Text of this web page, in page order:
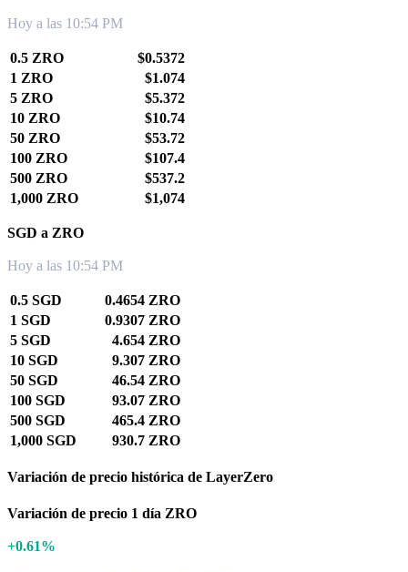
Hoy a las 10:54 PM
0.5 ZRO
$0.5372
1 ZRO
$1.074
5 ZRO
$5.372
10 ZRO
$10.74
50 ZRO
$53.72
100 ZRO
$107.4
500 ZRO
$537.2
1,000 ZRO
$1,074
SGD a ZRO
Hoy a las 10:54 PM
0.5 SGD
0.4654 ZRO
1 SGD
0.9307 ZRO
5 SGD
4.654 ZRO
10 SGD
9.307 ZRO
50 SGD
46.54 ZRO
100 SGD
93.07 ZRO
500 SGD
465.4 ZRO
1,000 SGD
930.7 ZRO
Variación de precio histórica de LayerZero
Variación de precio 1 día ZRO
+0.61%